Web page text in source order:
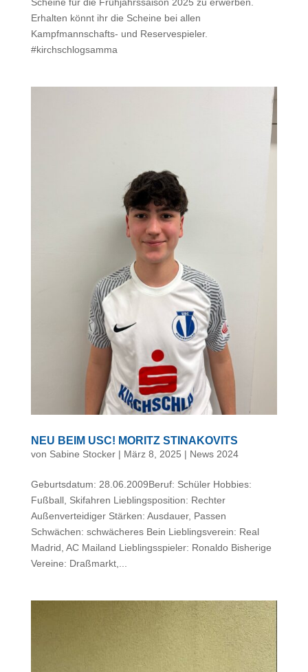
Erhalten könnt ihr die Scheine bei allen
Kampfmannschafts- und Reservespieler.
#kirchschlogsamma
NEU BEIM USC! MORITZ STINAKOVITS
von Sabine Stocker| März 8, 2025 | News 2024
Geburtsdatum: 28.06.2009Beruf: Schüler Hobbies:
Fußball, Skifahren Lieblingsposition: Rechter
Außenverteidiger Stärken: Ausdauer, Passen
Schwächen: schwächeres Bein Lieblingsverein: Real
Madrid, AC Mailand Lieblingsspieler: Ronaldo Bisherige
Vereine: Draßmarkt,...